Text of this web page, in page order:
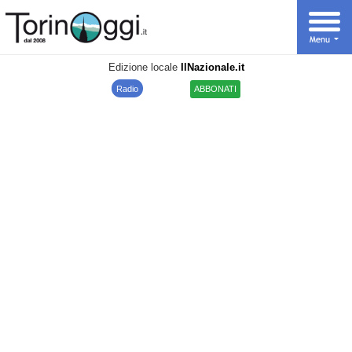
Edizione locale IlNazionale.it
Radio ABBONATI